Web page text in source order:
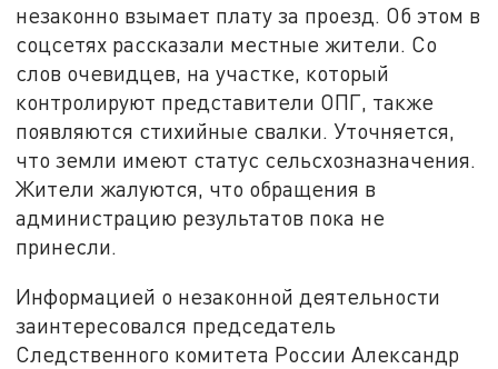
незаконно взымает плату за проезд. Об этом в
соцсетях рассказали местные жители. Со
слов очевидцев, на участке, который
контролируют представители ОПГ, также
появляются стихийные свалки. Уточняется,
что земли имеют статус сельсхозназначения.
Жители жалуются, что обращения в
администрацию результатов пока не
принесли.
Информацией о незаконной деятельности
заинтересовался председатель
Следственного комитета России Александр